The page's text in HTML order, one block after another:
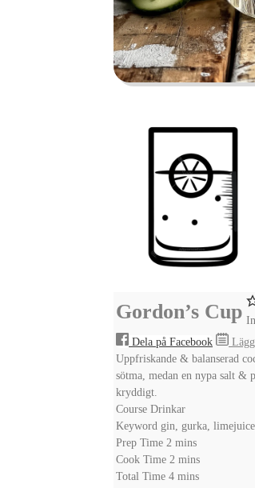
Gordon’s Cup
Dela på Facebook
Uppfriskande & balanserad
sötma, medan en nypa salt
kryddigt.
Course Drinkar
Keyword gin, gurka,
Prep Time 2 minutes
mins
Cook Time 2 minutes
mins
Total Time 4minutes
mins